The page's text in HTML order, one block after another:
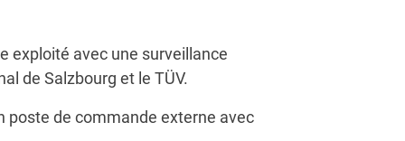
exploité avec une surveillance
de Salzbourg et le TÜV.
poste de commande externe avec